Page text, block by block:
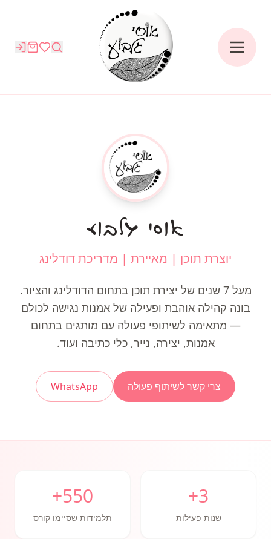
אוסי גלבוע
יוצרת תוכן | מאיירת | מדריכת דודלינג
מעל 7 שנים של יצירת תוכן בתחום הדודלינג והציור.
בונה קהילה אוהבת ופעילה של אמנות נגישה לכולם
— מתאימה לשיתופי פעולה עם מותגים בתחום
אמנות, יצירה, נייר, כלי כתיבה ועוד.
צרי קשר לשיתוף פעולה WhatsApp
3+
שנות פעילות
550+
תלמידות שסיימו קורס